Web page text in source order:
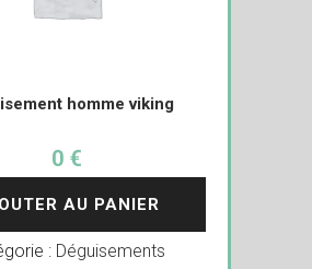
homme viking
0 €
AU PANIER
: Déguisements